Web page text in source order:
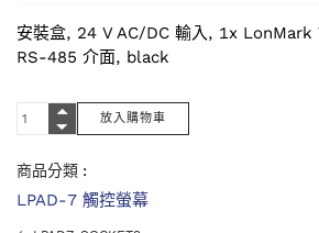
安裝盒, 24 V AC/DC 輸入, 1x
RS-485 介面, black
商品分類 :
LPAD-7 觸控螢幕